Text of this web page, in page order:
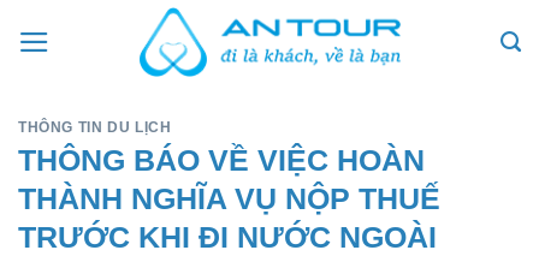
THÔNG TIN DU LỊCH
THÔNG BÁO VỀ VIỆC HOÀN
THÀNH NGHĨA VỤ NỘP THUẾ
TRƯỚC KHI ĐI NƯỚC NGOÀI